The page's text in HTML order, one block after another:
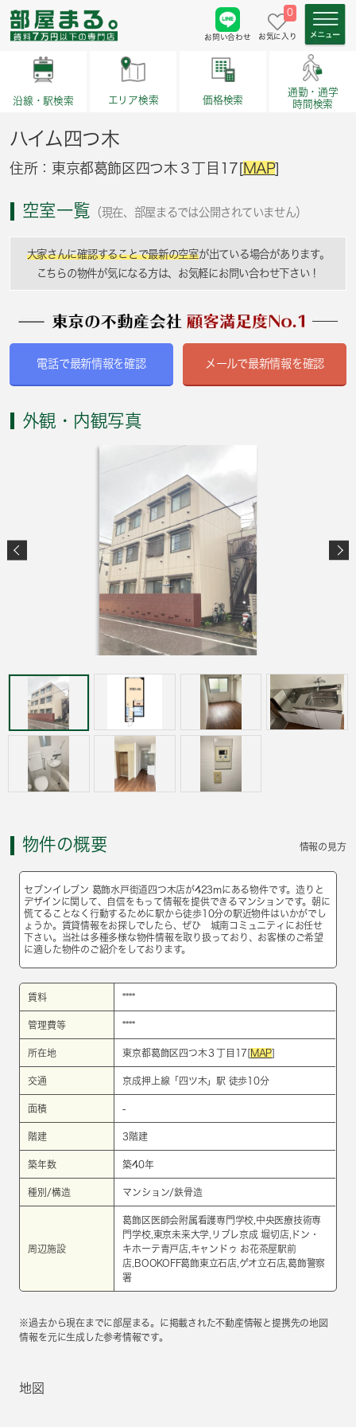
お問い合わせ
0
お気に入り
沿線・駅検索 エリア検索 価格検索
通勤・通学
時間検索
ハイム四つ木
住所：東京都葛飾区四つ木３丁目17[MAP]
空室一覧 （現在、部屋まるでは公開されていません）
大家さんに確認することで最新の空室が出ている場合があります。
こちらの物件が気になる方は、お気軽にお問い合わせ下さい！
電話で最新情報を確認 メールで最新情報を確認
外観・内観写真
物件の概要 情報の見方
セブンイレブン 葛飾水戸街道四つ木店が423mにある物件です。造りと
デザインに関して、自信をもって情報を提供できるマンションです。朝に
慌てることなく行動するために駅から徒歩10分の駅近物件はいかがでし
ょうか。賃貸情報をお探しでしたら、ぜひ 城南コミュニティにお任せ
下さい。当社は多種多様な物件情報を取り扱っており、お客様のご希望
に適した物件のご紹介をしております。
賃料 ****
管理費等 ****
所在地 東京都葛飾区四つ木３丁目17[MAP]
交通 京成押上線 「 四ツ木」駅 徒歩10分
面積 -
階建 3階建
築年数 築40年
種別/構造 マンション/鉄骨造
周辺施設
葛飾区医師会附属看護専門学校,中央医療技術専
門学校,東京未来大学,リブレ京成 堀切店,ドン・
キホーテ青戸店,キャンドゥ お花茶屋駅前
店,BOOKOFF葛飾東立石店,ゲオ立石店,葛飾警察
署
※過去から現在までに部屋まる。に掲載された不動産情報と提携先の地図
情報を元に生成した参考情報です。
地図